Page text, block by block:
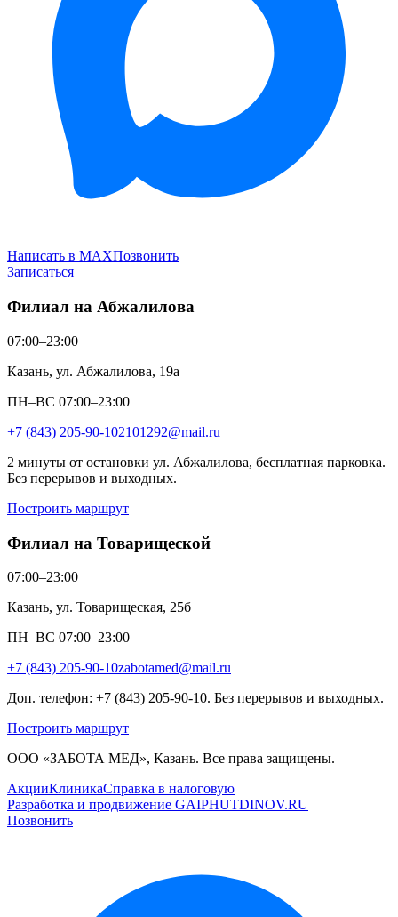
Написать в MAXПозвонить
Записаться
Филиал на Абжалилова
07:00–23:00
Казань, ул. Абжалилова, 19а
ПН–ВС 07:00–23:00
+7 (843) 205-90-102101292@mail.ru
2 минуты от остановки ул. Абжалилова, бесплатная парковка.
Без перерывов и выходных.
Построить маршрут
Филиал на Товарищеской
07:00–23:00
Казань, ул. Товарищеская, 25б
ПН–ВС 07:00–23:00
+7 (843) 205-90-10zabotamed@mail.ru
Доп. телефон: +7 (843) 205-90-10. Без перерывов и выходных.
Построить маршрут
ООО «ЗАБОТА МЕД», Казань. Все права защищены.
АкцииКлиникаСправка в налоговую
Разработка и продвижение GAIPHUTDINOV.RU
Позвонить